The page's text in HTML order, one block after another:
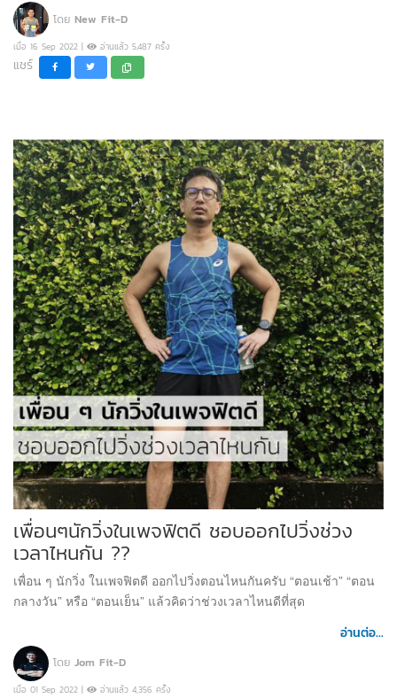
โดย New Fit-D
เมื่อ 16 Sep 2022 | อ่านแล้ว 5,487 ครั้ง
แชร์
เพื่อนๆนักวิ่งในเพจฟิตดี ชอบออกไปวิ่งช่วง
เวลาไหนกัน ??
เพื่อน ๆ นักวิ่ง ในเพจฟิตดี ออกไปวิ่งตอนไหนกันครับ “ตอนเช้า” “ตอน
กลางวัน” หรือ “ตอนเย็น” แล้วคิดว่าช่วงเวลาไหนดีที่สุด
อ่านต่อ...
โดย Jom Fit-D
เมื่อ 01 Sep 2022 | อ่านแล้ว 4,356 ครั้ง